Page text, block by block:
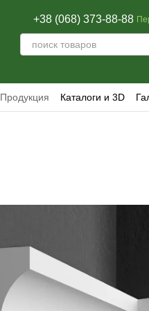
+38 (068) 373-88-88
Продукция Каталоги и 3D